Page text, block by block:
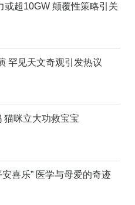
超10GW 颠覆性策略引关
罕见天文奇观引发热议
猫咪立大功救宝宝
喜乐” 医学与母爱的奇迹